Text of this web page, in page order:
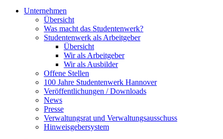
Unternehmen
Übersicht
Was macht das Studentenwerk?
Studentenwerk als Arbeitgeber
Übersicht
Wir als Arbeitgeber
Wir als Ausbilder
Offene Stellen
100 Jahre Studentenwerk Hannover
Veröffentlichungen / Downloads
News
Presse
Verwaltungsrat und Verwaltungsausschuss
Hinweisgebersystem